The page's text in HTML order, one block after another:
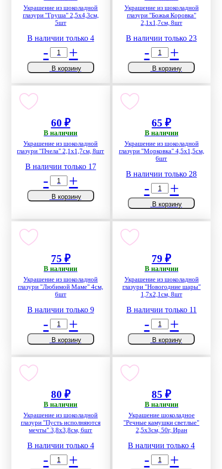
Украшение из шоколадной
глазури "Груша" 2,5х4,3см,
5шт
В наличии только 4
- +
В корзину
Украшение из шоколадной
глазури "Божья Коровка"
2,1х1,7см, 8шт
В наличии только 23
- +
В корзину
60 ₽
В наличии
Украшение из шоколадной
глазури "Пчела" 2,1х1,7см, 8шт
В наличии только 17
- +
В корзину
65 ₽
В наличии
Украшение из шоколадной
глазури "Морковка" 4,5х1,5см,
6шт
В наличии только 28
- +
В корзину
75 ₽
В наличии
Украшение из шоколадной
глазури "Любимой Маме" 4см,
6шт
В наличии только 9
- +
В корзину
79 ₽
В наличии
Украшение из шоколадной
глазури "Новогодние шары"
1,7х2,1см, 8шт
В наличии только 11
- +
В корзину
80 ₽
В наличии
Украшение из шоколадной
глазури "Пусть исполняются
мечты" 3,8х3,8см, 6шт
В наличии только 4
- +
85 ₽
В наличии
Украшение шоколадное
"Речные камушки светлые"
2,5х3см, 50г, Иран
В наличии только 4
- +